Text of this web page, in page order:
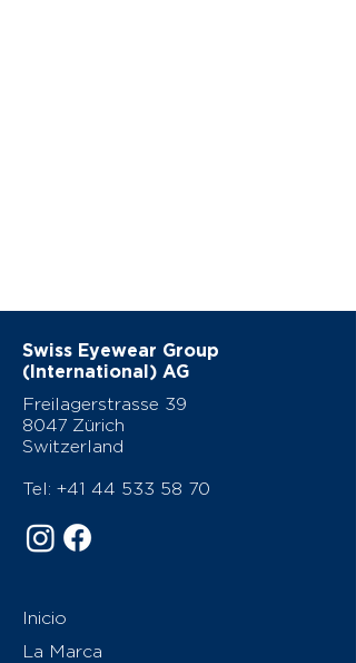
Swiss Eyewear Group
(International) AG
Freilagerstrasse 39
8047 Zürich
Switzerland
Tel: +41 44 533 58 70
Inicio
La Marca